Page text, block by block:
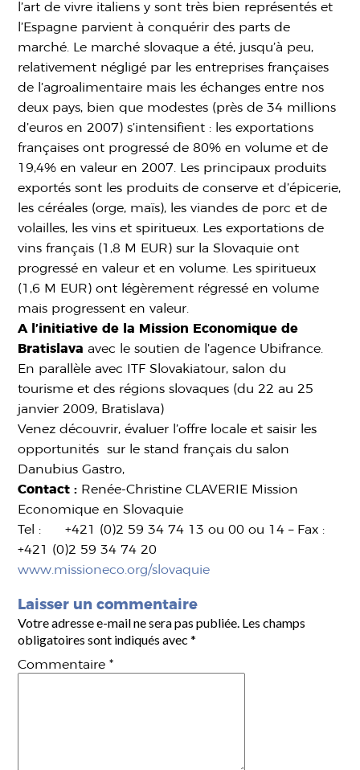
l’art de vivre italiens y sont très bien représentés et
l’Espagne parvient à conquérir des parts de
marché. Le marché slovaque a été, jusqu’à peu,
relativement négligé par les entreprises françaises
de l’agroalimentaire mais les échanges entre nos
deux pays, bien que modestes (près de 34 millions
d’euros en 2007) s’intensifient : les exportations
françaises ont progressé de 80% en volume et de
19,4% en valeur en 2007. Les principaux produits
exportés sont les produits de conserve et d’épicerie,
les céréales (orge, maïs), les viandes de porc et de
volailles, les vins et spiritueux. Les exportations de
vins français (1,8 M EUR) sur la Slovaquie ont
progressé en valeur et en volume. Les spiritueux
(1,6 M EUR) ont légèrement régressé en volume
mais progressent en valeur.
A l’initiative de la Mission Economique de
Bratislava avec le soutien de l’agence Ubifrance.
En parallèle avec ITF Slovakiatour, salon du
tourisme et des régions slovaques (du 22 au 25
janvier 2009, Bratislava)
Venez découvrir, évaluer l’offre locale et saisir les
opportunités sur le stand français du salon
Danubius Gastro,
Contact : Renée-Christine CLAVERIE Mission
Economique en Slovaquie
Tel : +421 (0)2 59 34 74 13 ou 00 ou 14 – Fax :
+421 (0)2 59 34 74 20
www.missioneco.org/slovaquie
Laisser un commentaire
Votre adresse e-mail ne sera pas publiée. Les champs
obligatoires sont indiqués avec*
Commentaire*